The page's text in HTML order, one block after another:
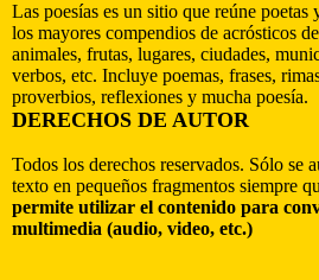
Las poesías es un sitio que reúne poetas
los mayores compendios de acrósticos
animales, frutas, lugares, ciudades,
verbos, etc. Incluye poemas, frases,
proverbios, reflexiones y mucha poesía.
DERECHOS DE AUTOR
Todos los derechos reservados. Sólo se
texto en pequeños fragmentos siempre
permite utilizar el contenido para
multimedia (audio, video, etc.)